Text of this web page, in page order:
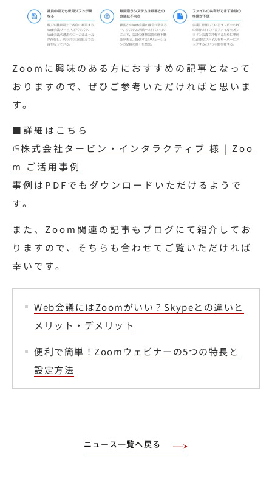
Zoomに興味のある方におすすめの記事となって
おりますので、ぜひご参考いただければと思いま
す。
■詳細はこちら
株式会社タービン・インタラクティブ 様 | Zoo
m ご活用事例
事例はPDFでもダウンロードいただけるようで
す。
また、Zoom関連の記事もブログにて紹介してお
りますので、そちらも合わせてご覧いただければ
幸いです。
Web会議にはZoomがいい？Skypeとの違いと
メリット・デメリット
便利で簡単！Zoomウェビナーの5つの特長と
設定方法
ニュース一覧へ戻る